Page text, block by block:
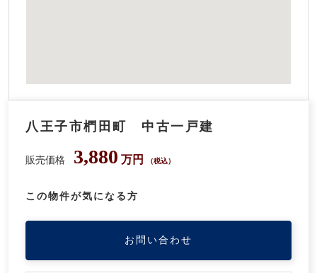
八王子市椚田町 中古一戸建
販売価格 3,880 万円 （税込）
この物件が気になる方
お問い合わせ